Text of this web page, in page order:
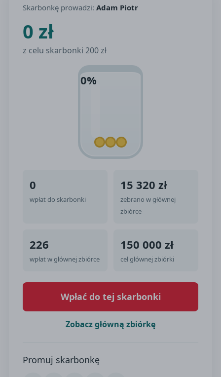
Skarbonkę prowadzi: Adam Piotr
0 zł
z celu skarbonki 200 zł
0%
0
wpłat do skarbonki
15 320 zł
zebrano w głównej
zbiórce
226
wpłat w głównej zbiórce
150 000 zł
cel głównej zbiórki
Wpłać do tej skarbonki
Zobacz główną zbiórkę
Promuj skarbonkę